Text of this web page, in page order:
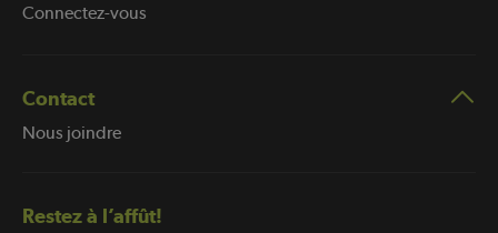
Connectez-vous
Contact
Nous joindre
Restez à l’affût!